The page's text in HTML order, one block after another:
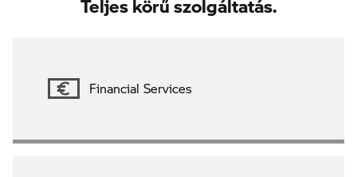
Financial Services